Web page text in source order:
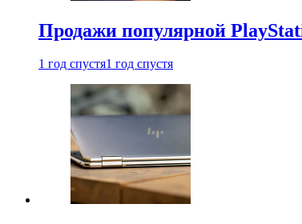
Продажи популярной
1 год спустя1 год спустя